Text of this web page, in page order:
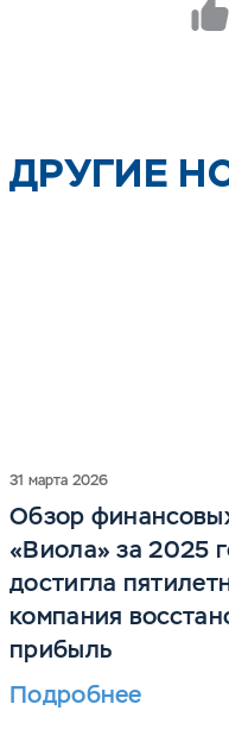
ДРУГИЕ
31 марта 2026
Обзор
«Виола» за 2025
достигла
компания
прибыль
Подробнее